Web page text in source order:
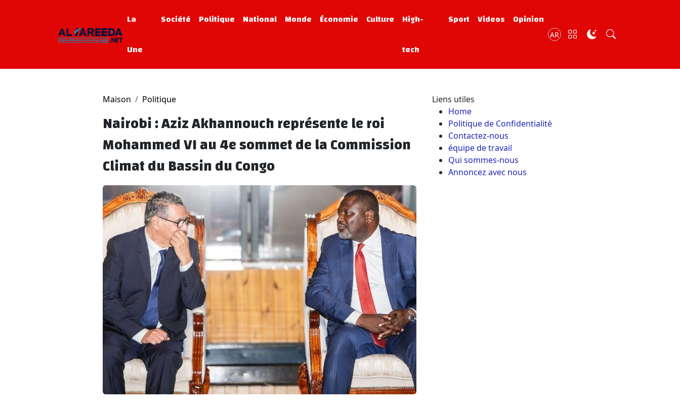
La
Une
Société Politique National Monde Économie Culture High-
tech
Sport Videos Opinion
AR
Maison Politique
Nairobi : Aziz Akhannouch représente le roi
Mohammed VI au 4e sommet de la Commission
Climat du Bassin du Congo
Liens utiles
Home
Politique de Confidentialité
Contactez-nous
équipe de travail
Qui sommes-nous
Annoncez avec nous